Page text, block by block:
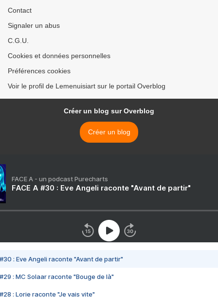
Contact
Signaler un abus
C.G.U.
Cookies et données personnelles
Préférences cookies
Voir le profil de Lemenuisiart sur le portail Overblog
Créer un blog sur Overblog
Créer un blog
FACE A - un podcast Purecharts
FACE A #30 : Eve Angeli raconte "Avant de partir"
#30 : Eve Angeli raconte "Avant de partir"
#29 : MC Solaar raconte "Bouge de là"
#28 : Lorie raconte "Je vais vite"